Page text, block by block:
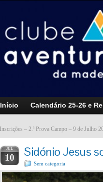
Início Calendário 25-26 e
Inscrições – 2.ª Prova Campo – 9 de Julho
JUL
10 Sidónio Jesus
Sem categoria